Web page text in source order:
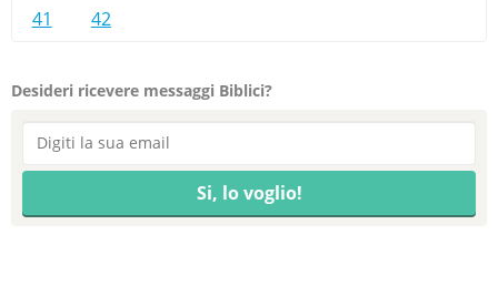
41
42
Desideri ricevere messaggi Biblici?